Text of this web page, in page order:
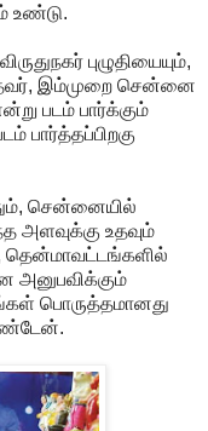
உண்டு.
புழுதியையும்,
இம்முறை சென்னை
படம் பார்க்கும்
பார்த்தப்பிறகு
சென்னையில்
அளவுக்கு உதவும்
தென்மாவட்டங்களில்
அனுபவிக்கும்
பொருத்தமானது